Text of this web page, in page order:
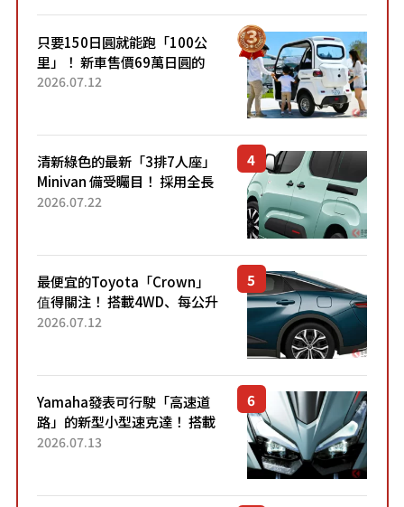
只要150日圓就能跑「100公
里」！ 新車售價69萬日圓的
「3人座」Trike大受歡迎！ 順
2026.07.12
清新綠色的最新「3排7人座」
Minivan 備受矚目！ 採用全長
4.7公尺剛剛好的車身尺寸與
2026.07.22
最便宜的Toyota「Crown」
值得關注！ 搭載4WD、每公升
22.4公里低油耗表現超亮眼！
2026.07.12
Yamaha發表可行駛「高速道
路」的新型小型速克達！ 搭載
能享受超強勁「渦輪感」的動
2026.07.13